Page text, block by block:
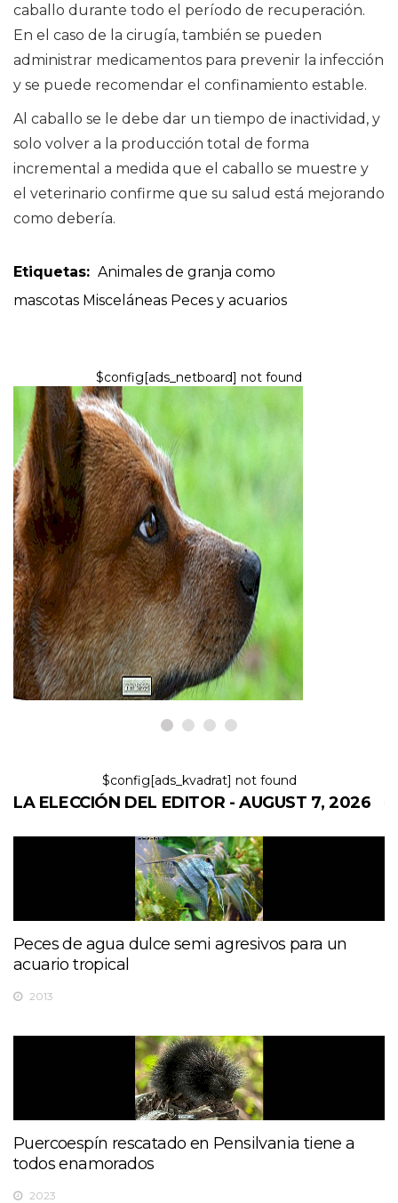
caballo durante todo el período de recuperación.
En el caso de la cirugía, también se pueden
administrar medicamentos para prevenir la infección
y se puede recomendar el confinamiento estable.
Al caballo se le debe dar un tiempo de inactividad, y
solo volver a la producción total de forma
incremental a medida que el caballo se muestre y
el veterinario confirme que su salud está mejorando
como debería.
Etiquetas: Animales de granja como
mascotas Misceláneas Peces y acuarios
$config[ads_netboard] not found
PERROS
¿Los perros ganaderos
australianos (Heelers) tienen
mucha energía?
7,2026
$config[ads_kvadrat] not found
LA ELECCIÓN DEL EDITOR - AUGUST 7, 2026
Peces de agua dulce semi agresivos para un
acuario tropical
2013
Puercoespín rescatado en Pensilvania tiene a
todos enamorados
2023